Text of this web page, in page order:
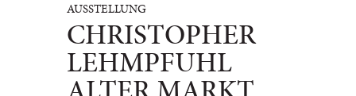
AUSSTELLUNG
CHRISTOPHER
LEHMPFUHL